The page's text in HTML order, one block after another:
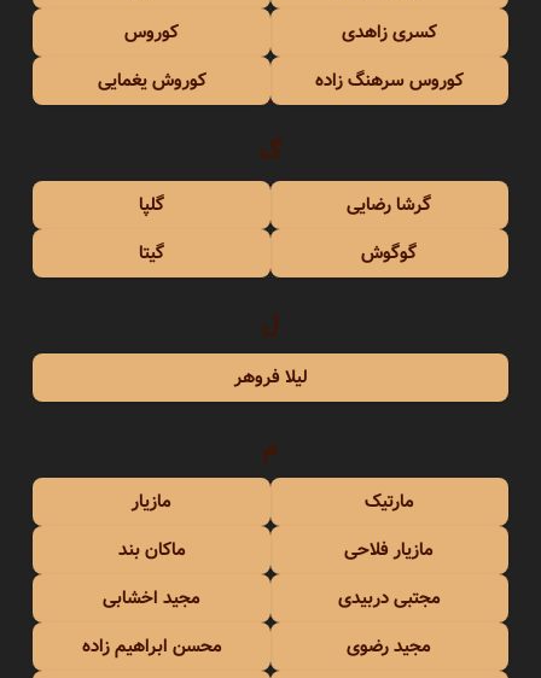
کسری زاهدی
کوروس
کوروس سرهنگ زاده
کوروش یغمایی
گ
گرشا رضایی
گلپا
گوگوش
گیتا
ل
لیلا فروهر
م
مارتیک
مازیار
مازیار فلاحی
ماکان بند
مجتبی دربیدی
مجید اخشابی
مجید رضوی
محسن ابراهیم زاده